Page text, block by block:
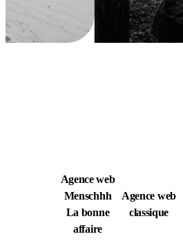
Agence web
Menschhh
La bonne
affaire
Agence web
classique